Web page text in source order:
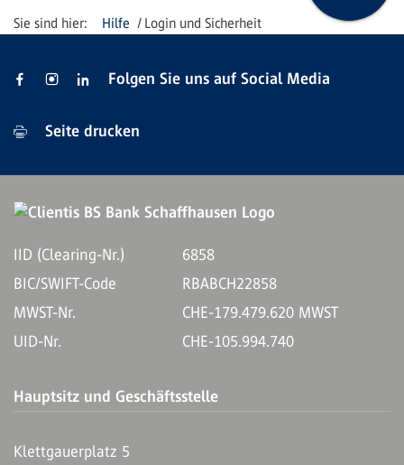
Hilfe Login und Sicherheit
Folgen Sie uns auf Social Media
Seite drucken
IID (Clearing-Nr.)
6858
BIC/SWIFT-Code
RBABCH22858
MWST-Nr.
CHE-179.479.620 MWST
UID-Nr.
CHE-105.994.740
Hauptsitz und Geschäftsstelle
Klettgauerplatz 5